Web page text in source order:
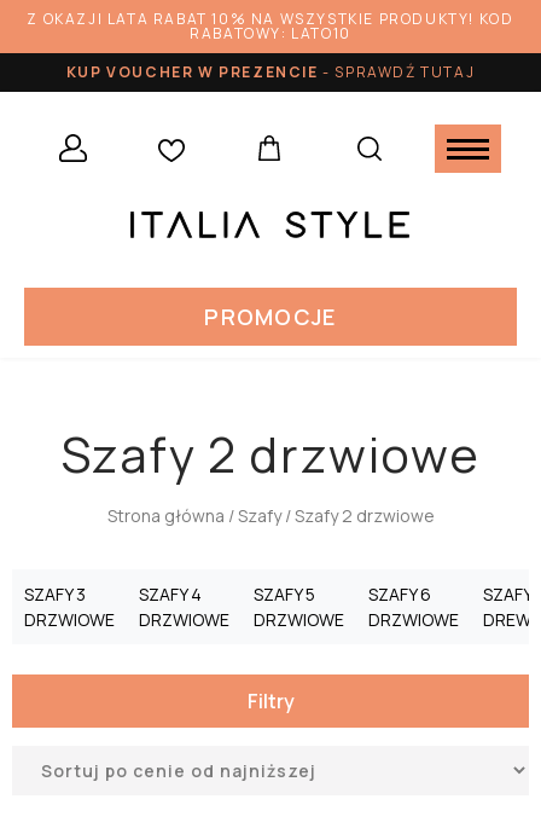
Z OKAZJI LATA RABAT 10% NA WSZYSTKIE PRODUKTY! KOD
RABATOWY: LATO10
KUP VOUCHER W PREZENCIE-SPRAWDŹ TUTAJ
PROMOCJE
Szafy 2 drzwiowe
Strona główna /Szafy/ Szafy 2 drzwiowe
SZAFY 3
DRZWIOWE
SZAFY 4
DRZWIOWE
SZAFY 5
DRZWIOWE
SZAFY 6
DRZWIOWE
SZAFY
Filtry